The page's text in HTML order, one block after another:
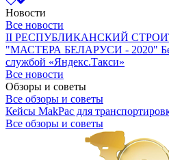
Новости
Все новости
II РЕСПУБЛИКАНСКИЙ
"МАСТЕРА БЕЛАРУСИ - 2020"
службой «Яндекс.Такси»
Все новости
Обзоры и советы
Все обзоры и советы
Кейсы MakPac для
Все обзоры и советы